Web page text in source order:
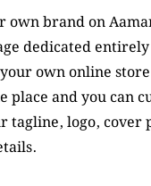
own brand on
dedicated
own online
place and you can
tagline, logo, cover